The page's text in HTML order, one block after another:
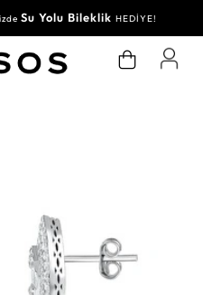
Su Yolu Bileklik HEDİYE!